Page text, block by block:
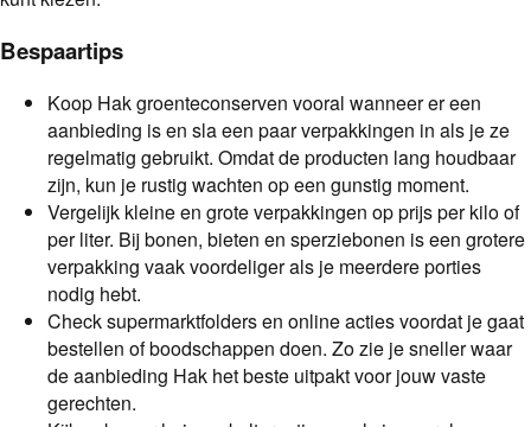
Bespaartips
Koop Hak groenteconserven vooral wanneer er een
aanbieding is en sla een paar verpakkingen in als je ze
regelmatig gebruikt. Omdat de producten lang houdbaar
zijn, kun je rustig wachten op een gunstig moment.
Vergelijk kleine en grote verpakkingen op prijs per kilo of
per liter. Bij bonen, bieten en sperziebonen is een grotere
verpakking vaak voordeliger als je meerdere porties
nodig hebt.
Check supermarktfolders en online acties voordat je gaat
bestellen of boodschappen doen. Zo zie je sneller waar
de aanbieding Hak het beste uitpakt voor jouw vaste
gerechten.